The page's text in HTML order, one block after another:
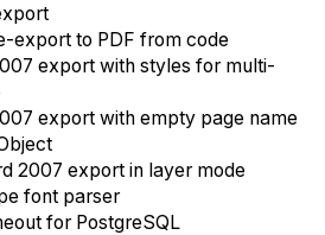
export to PDF from code
export with styles for multi-
export with empty page name
2007 export in layer mode
font parser
for PostgreSQL